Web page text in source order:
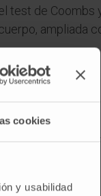
cookies
y usabilidad
test de Coombs
ampliada
del
tisular,